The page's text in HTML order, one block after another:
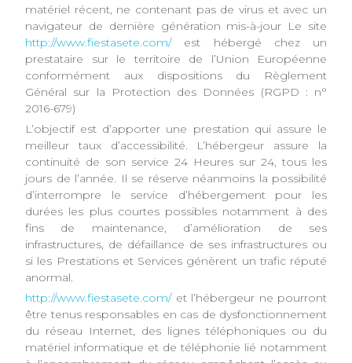
matériel récent, ne contenant pas de virus et avec un
navigateur de dernière génération mis-à-jour Le site
http://www.fiestasete.com/est hébergé chez un
prestataire sur le territoire de l’Union Européenne
conformément aux dispositions du Règlement
Général sur la Protection des Données (RGPD : n°
2016-679)
L’objectif est d’apporter une prestation qui assure le
meilleur taux d’accessibilité. L’hébergeur assure la
continuité de son service 24 Heures sur 24, tous les
jours de l’année. Il se réserve néanmoins la possibilité
d’interrompre le service d’hébergement pour les
durées les plus courtes possibles notamment à des
fins de maintenance, d’amélioration de ses
infrastructures, de défaillance de ses infrastructures ou
si les Prestations et Services génèrent un trafic réputé
anormal.
http://www.fiestasete.com/et l’hébergeur ne pourront
être tenus responsables en cas de dysfonctionnement
du réseau Internet, des lignes téléphoniques ou du
matériel informatique et de téléphonie lié notamment